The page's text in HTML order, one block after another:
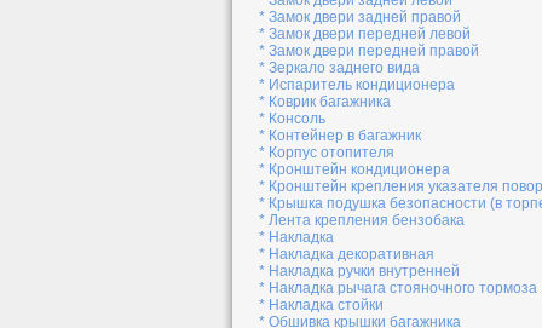
* Замок двери задней правой
* Замок двери передней левой
* Замок двери передней правой
* Зеркало заднего вида
* Испаритель кондиционера
* Коврик багажника
* Консоль
* Контейнер в багажник
* Корпус отопителя
* Кронштейн кондиционера
* Кронштейн крепления указателя
* Крышка подушка безопасности (в
* Лента крепления бензобака
* Накладка
* Накладка декоративная
* Накладка ручки внутренней
* Накладка рычага стояночного тормоза
* Накладка стойки
* Обшивка крышки багажника